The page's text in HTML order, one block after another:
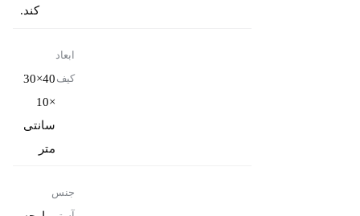
کند.
ابعاد
کیف
40×30
×10
سانتی
متر
جنس